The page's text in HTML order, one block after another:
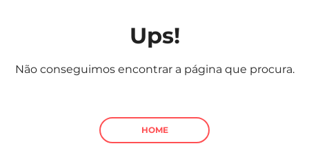
Sociedade
Negócios
Ups!
Não conseguimos encontrar a página que procura.
HOME